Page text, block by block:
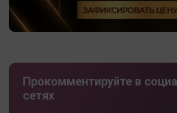
Прокомментируйте в
сетях